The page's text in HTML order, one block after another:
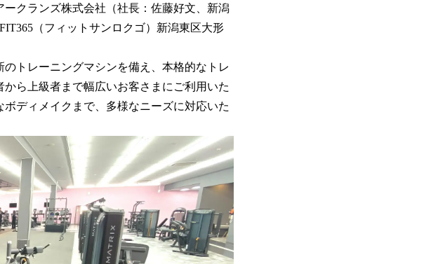
数
を
読
込
み
中
で
クランズ株式会社（社長：佐藤好文、新潟
（フィットサンロクゴ）新潟東区大形
トレーニングマシンを備え、本格的なトレ
ら上級者まで幅広いお客さまにご利用いた
ディメイクまで、多様なニーズに対応いた